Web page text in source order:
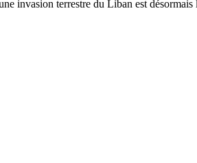
invasion terrestre du Liban est